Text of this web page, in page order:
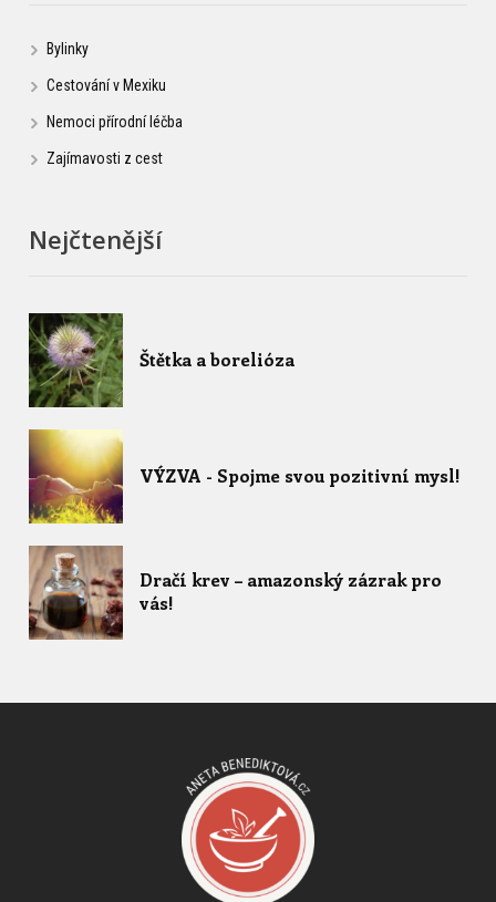
Bylinky
Cestování v Mexiku
Nemoci přírodní léčba
Zajímavosti z cest
Nejčtenější
Štětka a borelióza
VÝZVA - Spojme svou pozitivní mysl!
Dračí krev – amazonský zázrak pro
vás!